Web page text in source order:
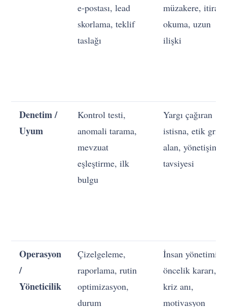
e-postası, lead
skorlama, teklif
taslağı
müzakere, itiraz
okuma, uzun
ilişki
Denetim /
Uyum
Kontrol testi,
anomali tarama,
mevzuat
eşleştirme, ilk
bulgu
Yargı çağıran
istisna, etik gri
alan, yönetişim
tavsiyesi
Operasyon
/
Yöneticilik
Çizelgeleme,
raporlama, rutin
optimizasyon,
durum
İnsan yönetimi,
öncelik kararı,
kriz anı,
motivasyon